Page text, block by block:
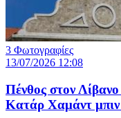
3 Φωτογραφίες
13/07/2026 12:08
Πένθος στον
Κατάρ Χαμάντ